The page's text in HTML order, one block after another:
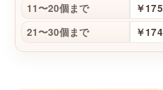
11〜20個まで ￥175
21〜30個まで ￥174